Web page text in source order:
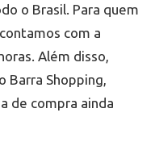
o Brasil. Para quem
com a
Além disso,
Barra Shopping,
de compra ainda